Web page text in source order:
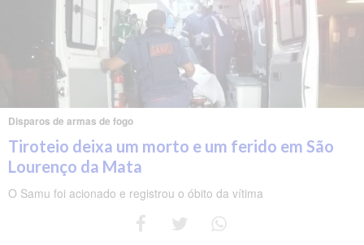
Disparos de armas de fogo
Tiroteio deixa um morto e um ferido em São
Lourenço da Mata
O Samu foi acionado e registrou o óbito da vítima